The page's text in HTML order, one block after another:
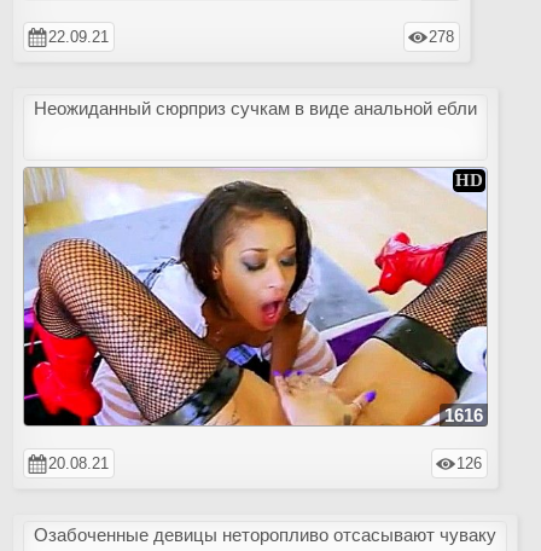
22.09.21 278
Неожиданный сюрприз сучкам в виде анальной ебли
1616
20.08.21 126
Озабоченные девицы неторопливо отсасывают чуваку